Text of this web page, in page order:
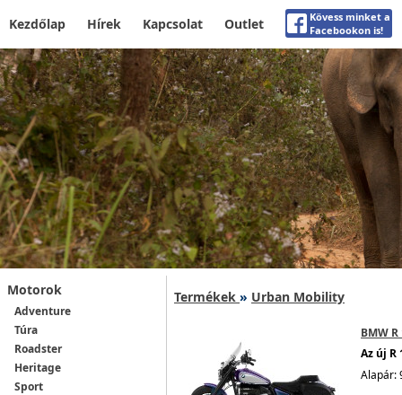
Kezdőlap Hírek Kapcsolat Outlet
Kövess minket a
Facebookon is!
Motorok
Adventure
Túra
Roadster
Heritage
Sport
Termékek » Urban Mobility
BMW
Az új R
Alapár: